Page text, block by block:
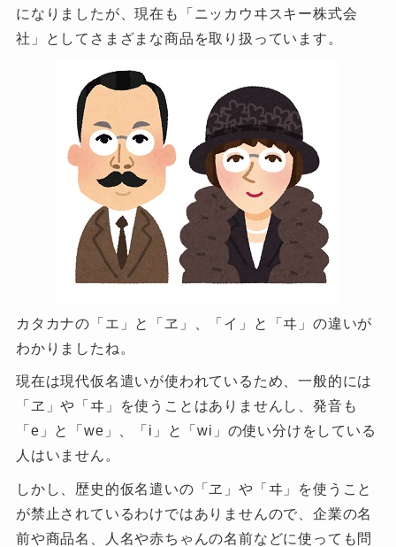
になりましたが、現在も「ニッカウヰスキー株式会
社」としてさまざまな商品を取り扱っています。
カタカナの「エ」と「ヱ」、「イ」と「ヰ」の違いが
わかりましたね。
現在は現代仮名遣いが使われているため、一般的には
「ヱ」や「ヰ」を使うことはありませんし、発音も
「e」と「we」、「i」と「wi」の使い分けをしている
人はいません。
しかし、歴史的仮名遣いの「ヱ」や「ヰ」を使うこと
が禁止されているわけではありませんので、企業の名
前や商品名、人名や赤ちゃんの名前などに使っても問